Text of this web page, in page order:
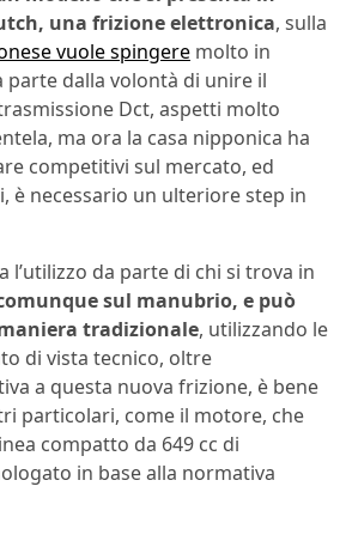
una frizione elettronica, sulla
vuole spingere molto in
parte dalla volontà di unire il
Dct, aspetti molto
ma ora la casa nipponica ha
competitivi sul mercato, ed
è necessario un ulteriore step in
l’utilizzo da parte di chi si trova in
sul manubrio, e può
tradizionale, utilizzando le
di vista tecnico, oltre
a questa nuova frizione, è bene
particolari, come il motore, che
compatto da 649 cc di
in base alla normativa